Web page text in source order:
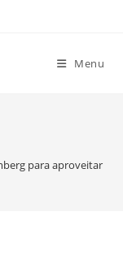
Menu
para aproveitar